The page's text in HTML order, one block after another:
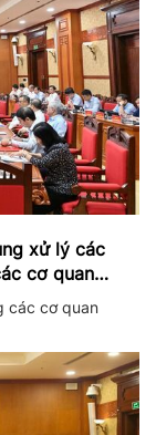
xử lý các
cơ quan
các cơ quan